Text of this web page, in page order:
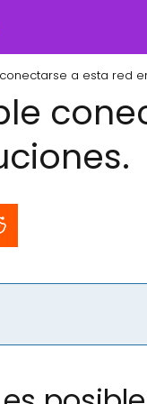
a esta red